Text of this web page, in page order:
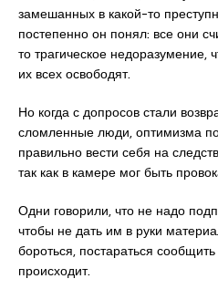
замешанных в какой-то
постепенно он понял: все они
то трагическое недоразумение,
их всех освободят.
Но когда с допросов стали
сломленные люди, оптимизма
правильно вести себя на
так как в камере мог быть
Одни говорили, что не надо
чтобы не дать им в руки
бороться, постараться
происходит.